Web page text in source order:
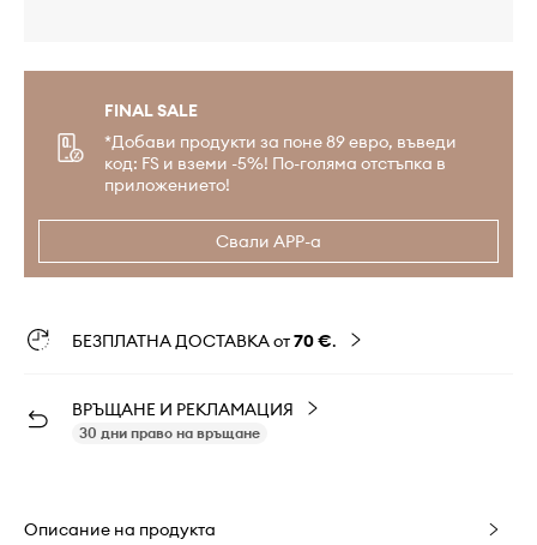
FINAL SALE
*Добави продукти за поне 89 евро, въведи
код: FS и вземи -5%! По-голяма отстъпка в
приложението!
Свали APP-а
БЕЗПЛАТНА ДОСТАВКА от70 €.
ВРЪЩАНЕ И РЕКЛАМАЦИЯ
30 дни право на връщане
Описание на продукта